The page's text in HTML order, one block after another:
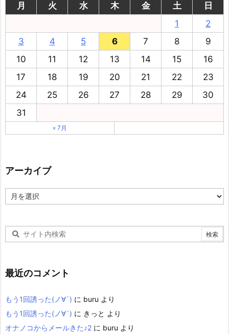
月
火 水 木 金 土
日
1
2
3
4 5 6 7 8
9
10
11 12 13 14 15
16
17
18 19 20 21 22
23
24
25 26 27 28 29
30
31
« 7月
アーカイブ
ー
最近のコメント
もう1回誘った(ノ∀`) に buru より
もう1回誘った(ノ∀`) に きっと より
オナノコからメールきた♪2 に buru より